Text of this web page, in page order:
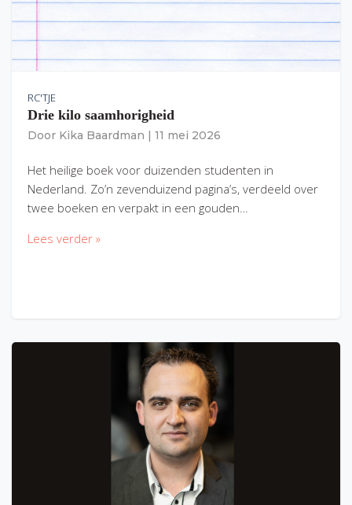
RC'TJE
Drie kilo saamhorigheid
Door Kika Baardman 11 mei 2026
Het heilige boek voor duizenden studenten in
Nederland. Zo’n zevenduizend pagina’s, verdeeld over
twee boeken en verpakt in een gouden…
Lees verder »